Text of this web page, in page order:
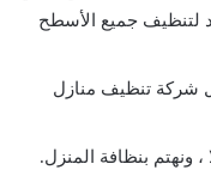
لتنظيف جميع الأسطح
شركة تنظيف منازل
، ونهتم بنظافة المنزل.